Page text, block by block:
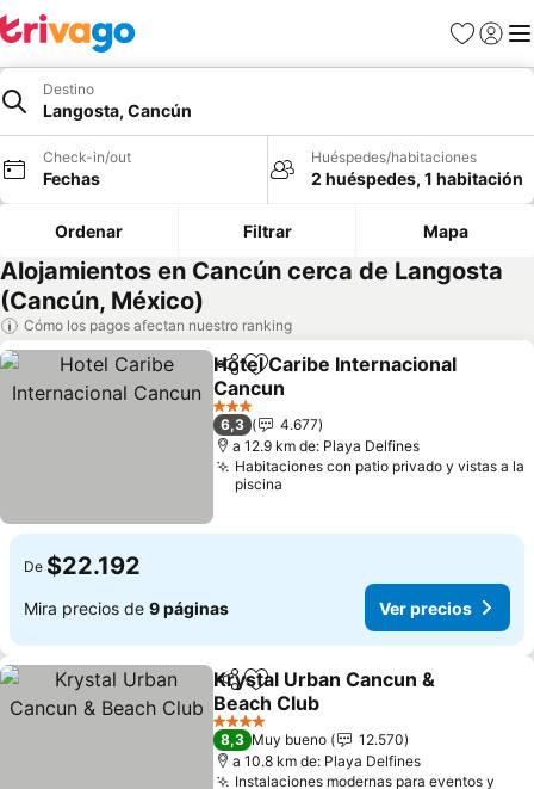
Favoritos
Iniciar
Destino
Langosta, Cancún
Check-in/out
Fechas
Huéspedes/habitaciones
2 huéspedes, 1 habitación
Ordenar Filtrar Mapa
Alojamientos en Cancún cerca de Langosta
(Cancún, México)
Cómo los pagos afectan nuestro ranking
CompartirAgregar a favoritos
Hotel Caribe Internacional
Cancun
Ver precios
3 Estrellas
6,3
4.677
a 12.9 km de: Playa Delfines
Habitaciones con patio privado y vistas a la
piscina
De $22.192
Mira precios de 9 páginas Ver precios
CompartirAgregar a favoritos
Krystal Urban Cancun &
Beach Club
Ver precios
4 Estrellas
8,3 Muy bueno
12.570
a 10.8 km de: Playa Delfines
Instalaciones modernas para eventos y